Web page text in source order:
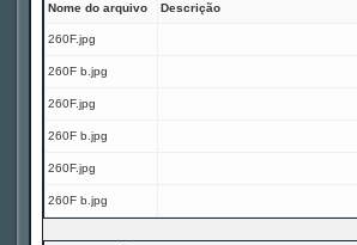
Nome do arquivo Descrição
260F.jpg
260F b.jpg
260F.jpg
260F b.jpg
260F.jpg
260F b.jpg